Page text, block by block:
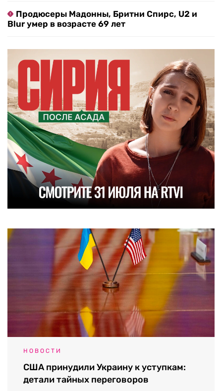
Продюсеры Мадонны, Бритни Спирс, U2 и
Blur умер в возрасте 69 лет
НОВОСТИ
США принудили Украину к уступкам:
детали тайных переговоров